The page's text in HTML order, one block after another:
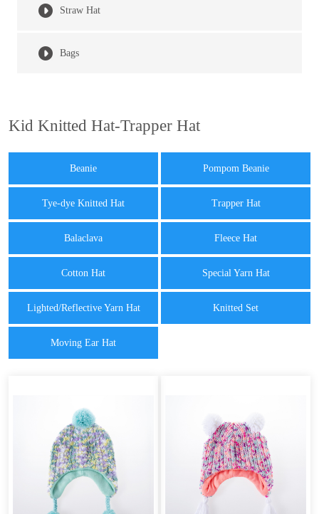
Kid Knitted Hat-Trapper Hat
Beanie Pompom Beanie
Tye-dye Knitted Hat Trapper Hat
Balaclava Fleece Hat
Cotton Hat Special Yarn Hat
Lighted/Reflective Yarn Hat Knitted Set
Moving Ear Hat
Straw Hat
Bags